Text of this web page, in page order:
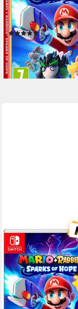
Nintendo Switch
ab 6 Jahren USK-
UBISOFT Publisher
(1)
ab 23,99 € UVP
-20%
lieferbar - in 2-3